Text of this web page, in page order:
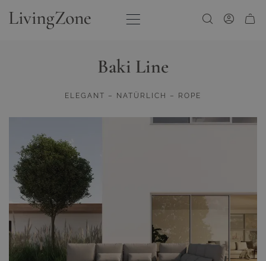
Baki Line
ELEGANT – NATÜRLICH – ROPE